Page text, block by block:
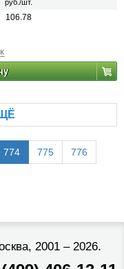
руб./шт.
106.78
774 775 776
2001 – 2026.